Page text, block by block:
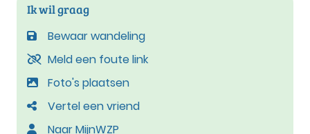
Ik wil graag
Bewaar wandeling
Meld een foute link
Foto's plaatsen
Vertel een vriend
Naar MijnWZP